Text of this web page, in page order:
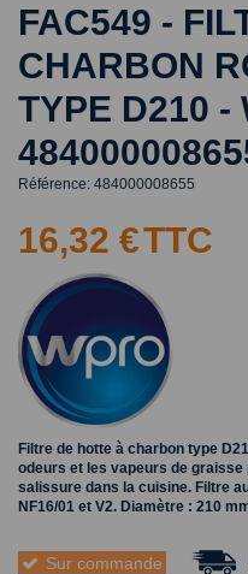
FAC549 -
CHARBON
TYPE D210 -
Référence: 484000008655
16,32 €TTC
Filtre de hotte à charbon type
odeurs et les vapeurs de
salissure dans la cuisine. Filtre
NF16/01 et V2. Diamètre : 210
Sur commande